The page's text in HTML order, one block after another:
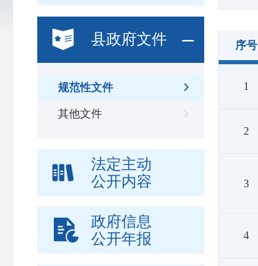
县政府文件
规范性文件
其他文件
法定主动
公开内容
政府信息
公开年报
序号
1
2
3
4